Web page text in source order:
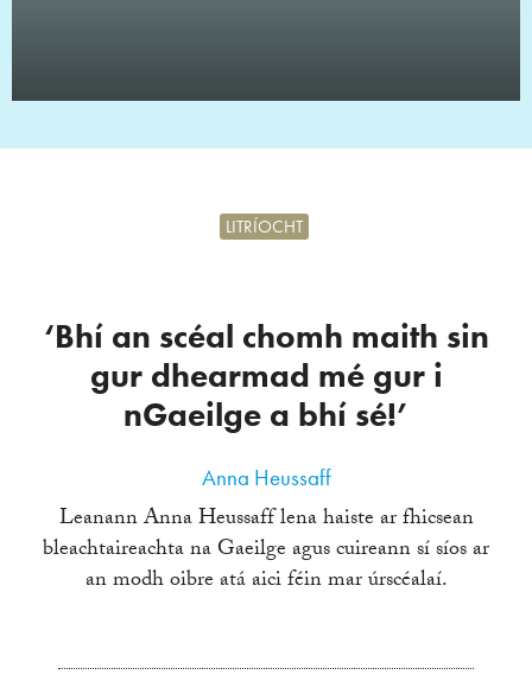
‘Bhí an scéal chomh maith sin
gur dhearmad mé gur i
nGaeilge a bhí sé!’
LITRÍOCHT
Anna Heussaff
Leanann Anna Heussaff lena haiste ar fhicsean
bleachtaireachta na Gaeilge agus cuireann sí síos ar
an modh oibre atá aici féin mar úrscéalaí.